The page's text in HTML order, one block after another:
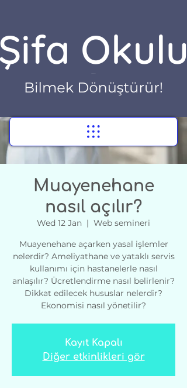
Muayenehane
nasıl açılır?
Wed 12 Jan
  |
Web semineri
Muayenehane açarken yasal işlemler
nelerdir? Ameliyathane ve yataklı servis
kullanımı için hastanelerle nasıl
anlaşılır? Ücretlendirme nasıl belirlenir?
Dikkat edilecek hususlar nelerdir?
Ekonomisi nasıl yönetilir?
Kayıt Kapalı
Diğer etkinlikleri gör